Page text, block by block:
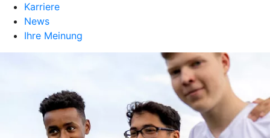
Karriere
News
Ihre Meinung